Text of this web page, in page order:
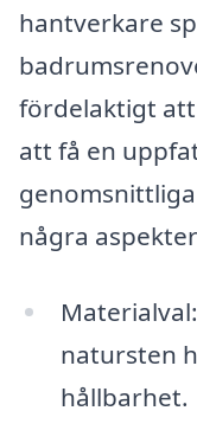
hantverkare
fördelaktigt
att få en
några
natursten
hållbarhet.